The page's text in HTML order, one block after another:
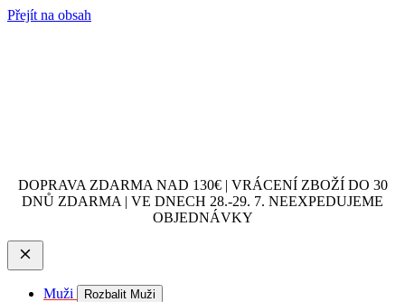
Přejít na obsah
DOPRAVA ZDARMA NAD 130€ | VRÁCENÍ ZBOŽÍ DO 30
DNŮ ZDARMA | VE DNECH 28.-29. 7. NEEXPEDUJEME
OBJEDNÁVKY
Muži Rozbalit Muži